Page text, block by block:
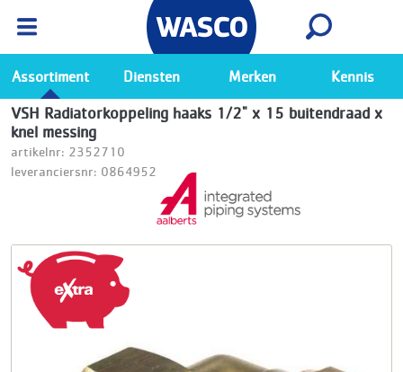
Ga naar de Wasco app
Bekijk
Assortiment Diensten Merken Kennis
VSH Radiatorkoppeling haaks 1/2" x 15 buitendraad x
knel messing
artikelnr: 2352710
leveranciersnr: 0864952